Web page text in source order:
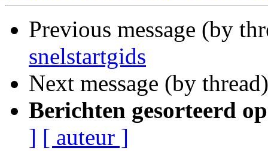
Previous message (by
snelstartgids
Next message (by
Berichten gesorteerd
] [ auteur ]